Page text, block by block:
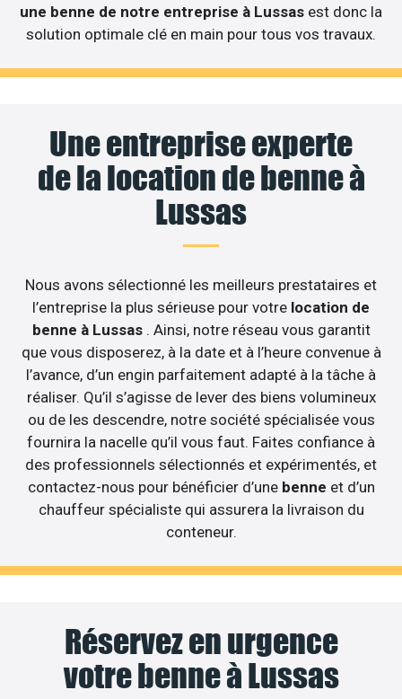
une benne de notre entreprise à Lussas est donc la
solution optimale clé en main pour tous vos travaux.
Une entreprise experte
de la location de benne à
Lussas
Nous avons sélectionné les meilleurs prestataires et
l’entreprise la plus sérieuse pour votre location de
benne à Lussas . Ainsi, notre réseau vous garantit
que vous disposerez, à la date et à l’heure convenue à
l’avance, d’un engin parfaitement adapté à la tâche à
réaliser. Qu’il s’agisse de lever des biens volumineux
ou de les descendre, notre société spécialisée vous
fournira la nacelle qu’il vous faut. Faites confiance à
des professionnels sélectionnés et expérimentés, et
contactez-nous pour bénéficier d’une benne et d’un
chauffeur spécialiste qui assurera la livraison du
conteneur.
Réservez en urgence
votre benne à Lussas